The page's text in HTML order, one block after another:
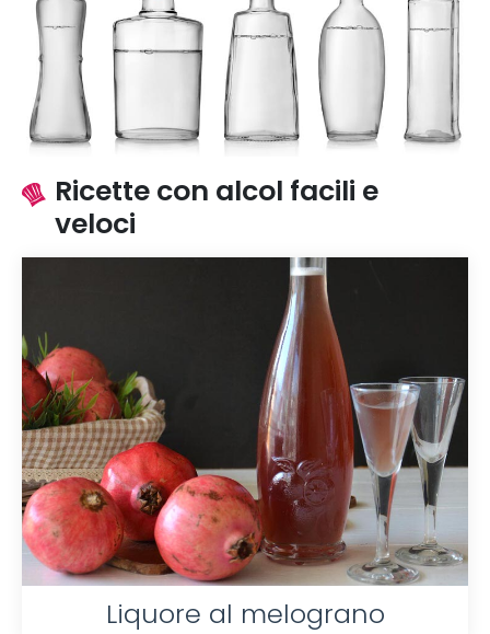
Ricette con alcol facili e
veloci
Liquore al melograno